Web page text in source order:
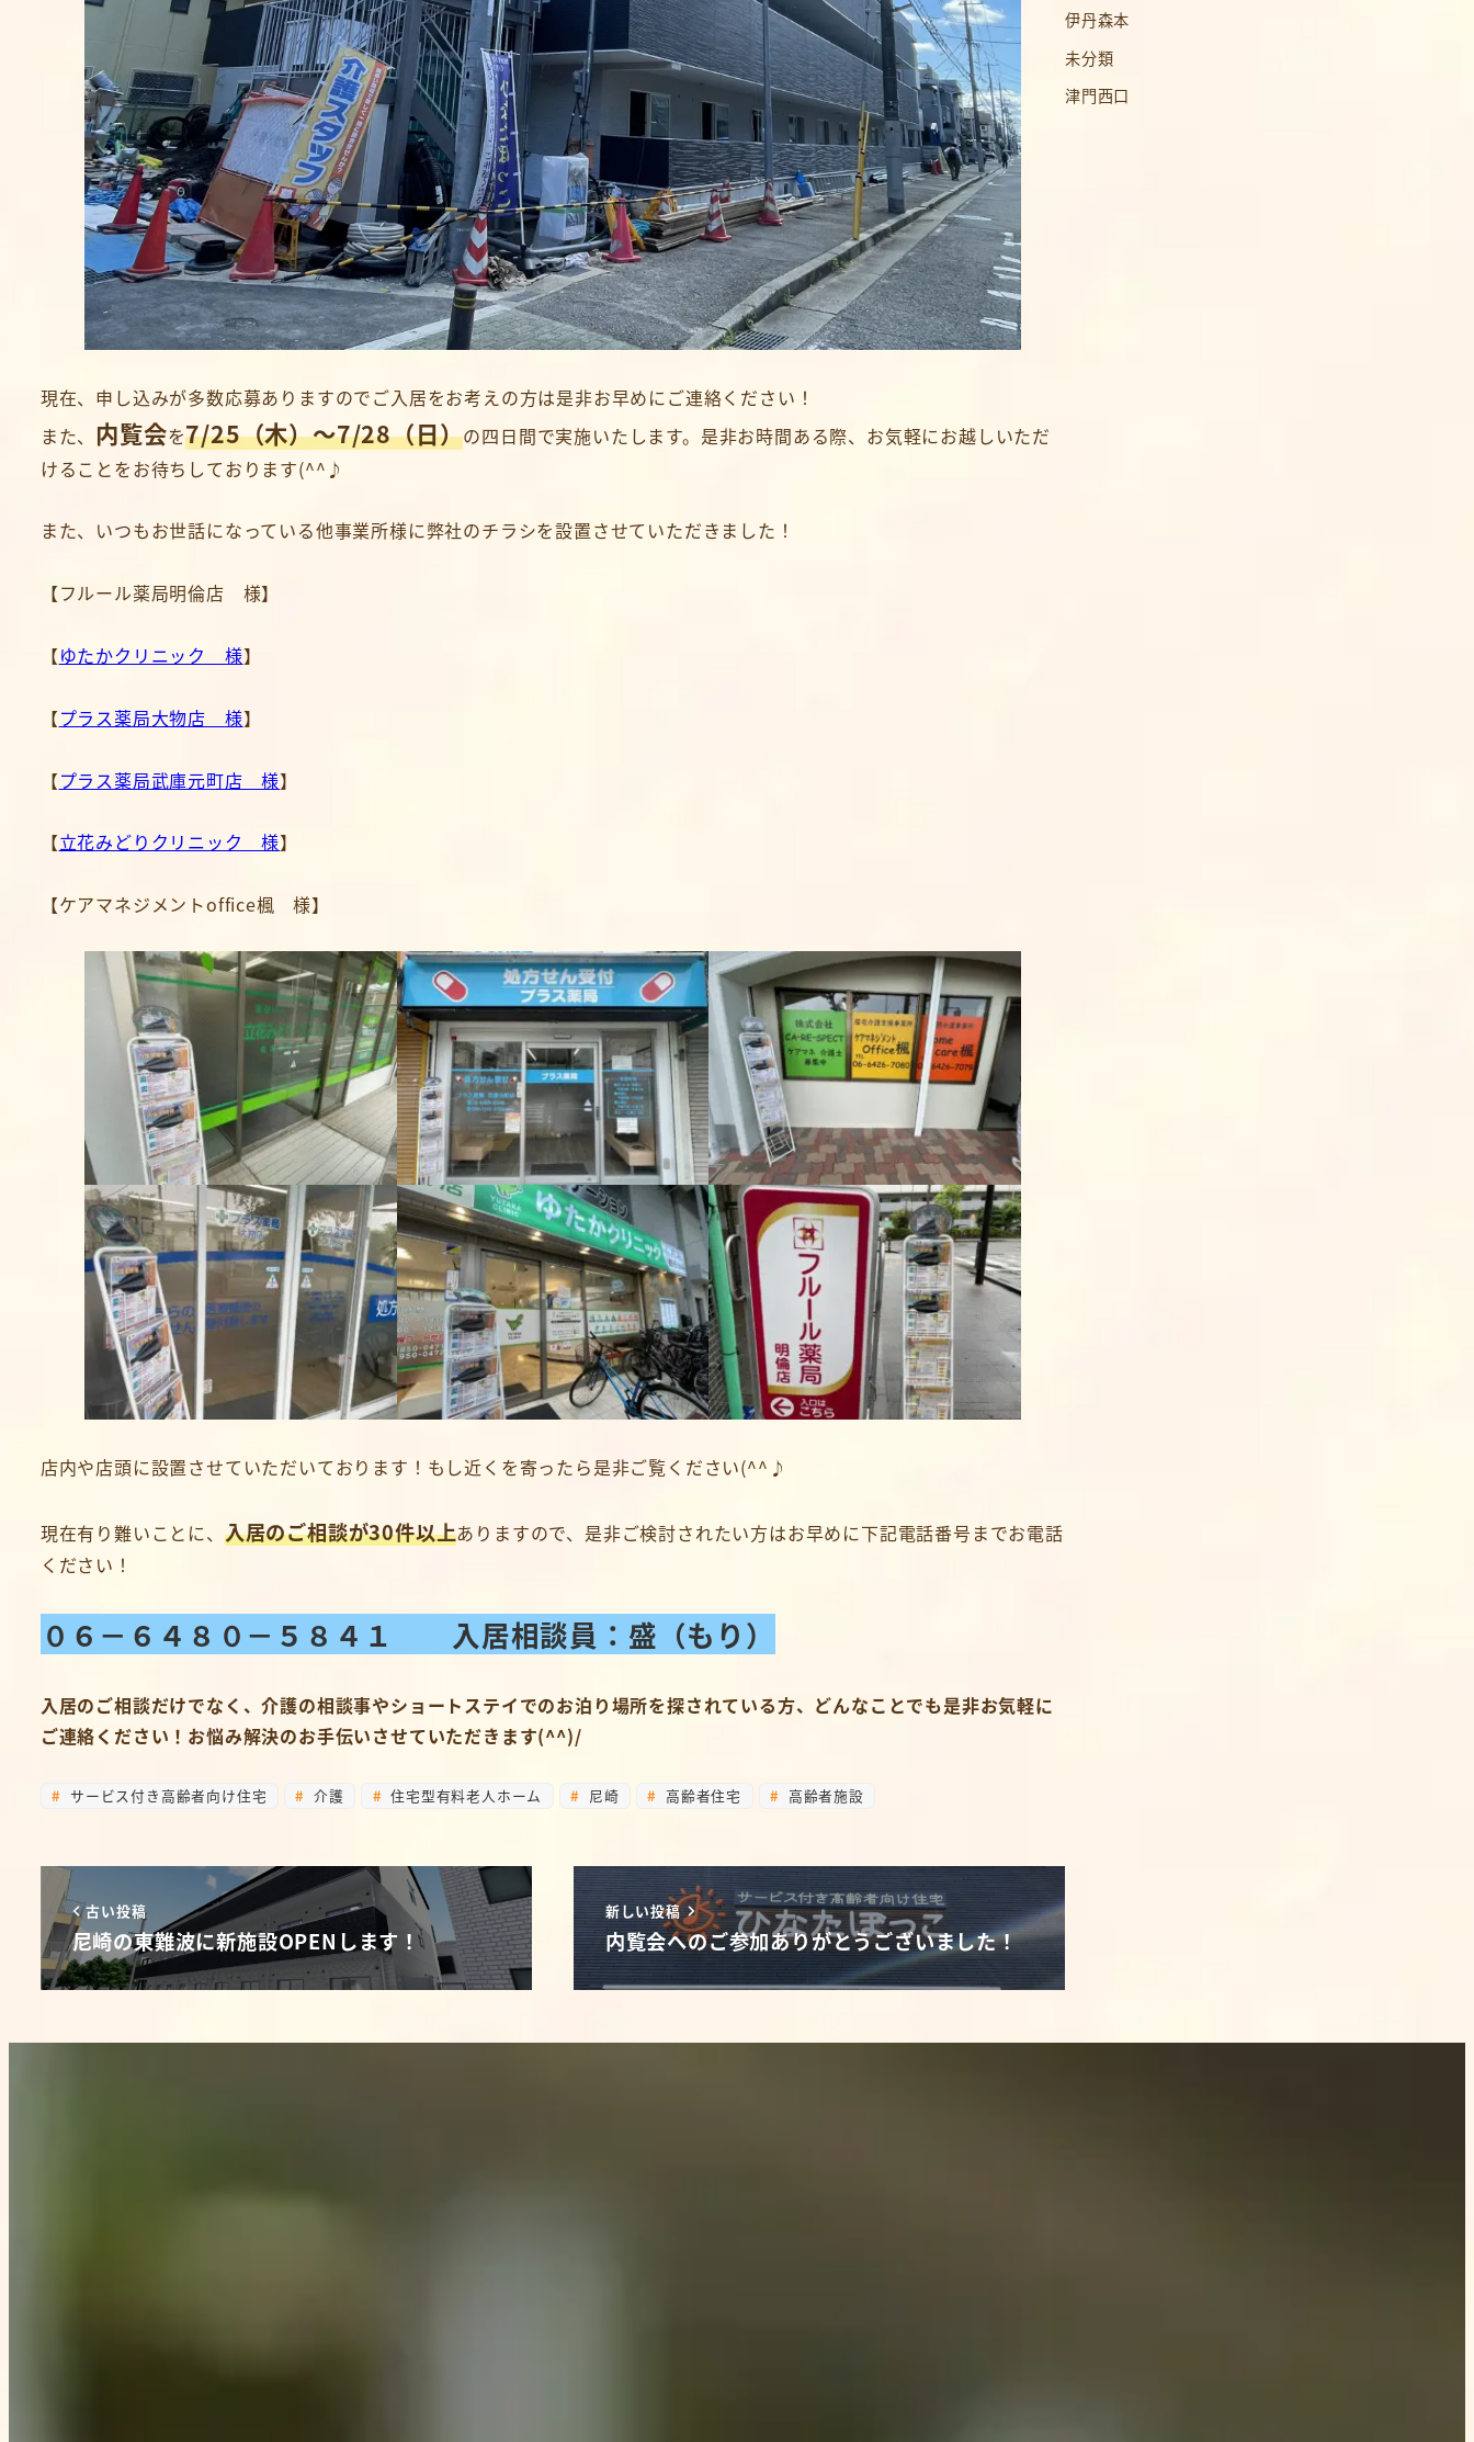
現在、申し込みが多数応募ありますのでご入居をお考えの方は是非お早めにご連絡ください！
また、 内覧会を7/25（木）～7/28（日）の四日間で実施いたします。是非お時間ある際、お気軽にお越しいただ
けることをお待ちしております(^^♪
また、いつもお世話になっている他事業所様に弊社のチラシを設置させていただきました！
【フルール薬局明倫店 様】
【ゆたかクリニック 様】
【プラス薬局大物店 様】
【プラス薬局武庫元町店 様】
【立花みどりクリニック 様】
【ケアマネジメントoffice楓 様】
店内や店頭に設置させていただいております！もし近くを寄ったら是非ご覧ください(^^♪
現在有り難いことに、 入居のご相談が30件以上ありますので、是非ご検討されたい方はお早めに下記電話番号までお電話
ください！
０６－６４８０－５８４１ 入居相談員：盛（もり）
入居のご相談だけでなく、介護の相談事やショートステイでのお泊り場所を探されている方、どんなことでも是非お気軽に
ご連絡ください！お悩み解決のお手伝いさせていただきます(^^)/
サービス付き高齢者向け住宅 介護 住宅型有料老人ホーム 尼崎 高齢者住宅 高齢者施設
古い投稿
尼崎の東難波に新施設OPENします！
新しい投稿
内覧会へのご参加ありがとうございました！
伊丹森本
未分類
津門西口